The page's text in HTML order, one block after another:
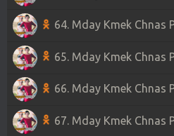
64. Mday Kmek Chnas
65. Mday Kmek Chnas
66. Mday Kmek Chnas
67. Mday Kmek Chnas